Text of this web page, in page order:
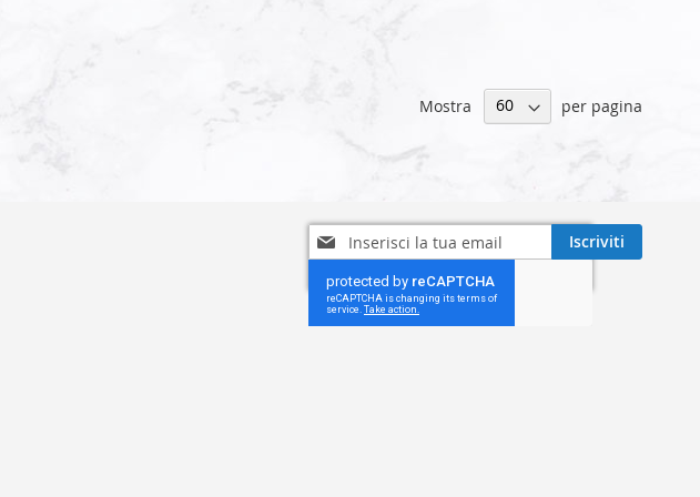
Mostra per pagina
Iscriviti
alla
nostra
Newsletter:
Iscriviti